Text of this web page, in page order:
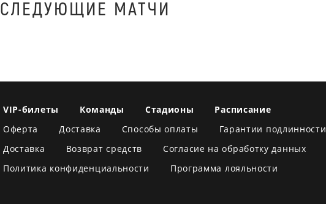
СЛЕДУЮЩИЕ МАТЧИ
VIP-билеты Команды Стадионы
Расписание
Оферта
Доставка Способы оплаты
Гарантии подлинности
Доставка
Возврат средств
Согласие на обработку данных
Политика конфиденциальности
Программа лояльности